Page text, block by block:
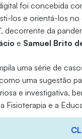
foi concebida
los e orientá-los
decorrente da
e Samuel Brito
uma série de
uma sugestão
e investigativa,
Fisioterapia e a